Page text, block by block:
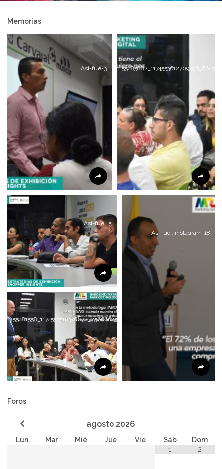
Memorias
Asi-fue-3
Asi-fue...5
Asi fue...instagram-18
55481558_1174553519376072_256666257766481920_n
Foros
agosto 2026
Lun Mar Mié Jue Vie Sáb
Dom
1
2